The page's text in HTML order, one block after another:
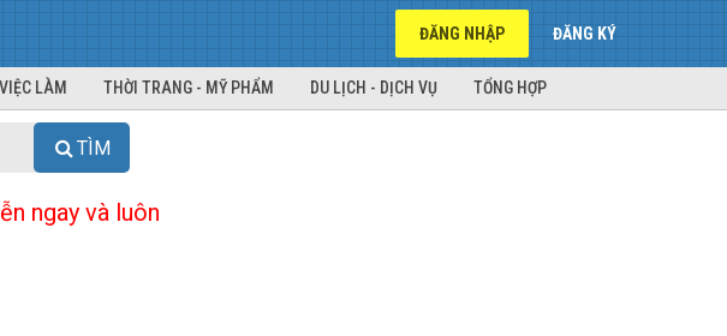
ĐĂNG NHẬP ĐĂNG KÝ
LÀM THỜI TRANG - MỸ PHẨM DU LỊCH - DỊCH VỤ TỔNG HỢP
TÌM
ngay và luôn